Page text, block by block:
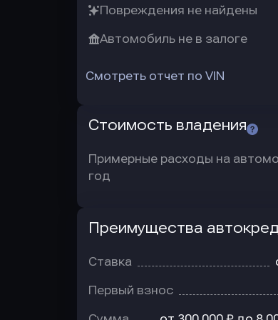
Повреждения не найдены
Автомобиль не в залоге
Смотреть отчет по VIN
Стоимость владения
Примерные расходы на
год
Преимущества
Ставка
Первый взнос